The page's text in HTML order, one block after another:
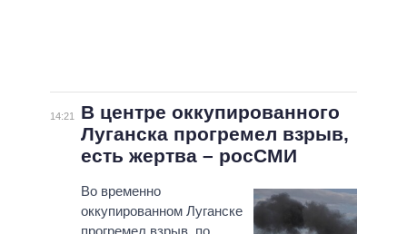
14:21
В центре оккупированного
Луганска прогремел взрыв,
есть жертва – росСМИ
Во временно
оккупированном Луганске